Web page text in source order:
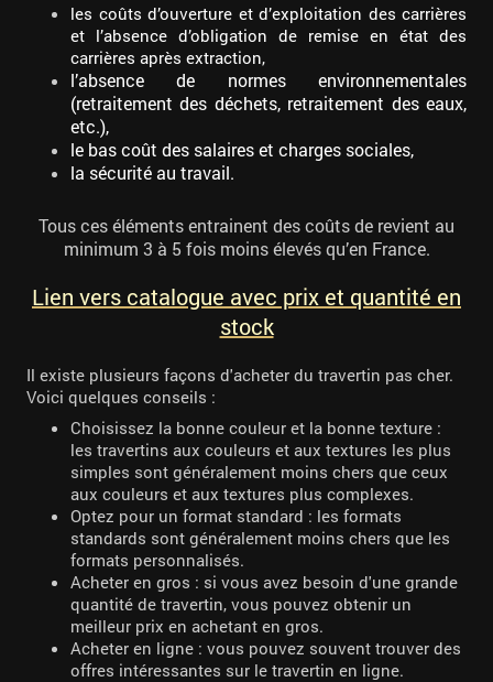
les coûts d’ouverture et d’exploitation des carrières
et l’absence d’obligation de remise en état des
carrières après extraction,
l’absence de normes environnementales
(retraitement des déchets, retraitement des eaux,
etc.),
le bas coût des salaires et charges sociales,
la sécurité au travail.
Tous ces éléments entrainent des coûts de revient au
minimum 3 à 5 fois moins élevés qu’en France.
Lien vers catalogue avec prix et quantité en
stock
Il existe plusieurs façons d'acheter du travertin pas cher.
Voici quelques conseils :
Choisissez la bonne couleur et la bonne texture :
les travertins aux couleurs et aux textures les plus
simples sont généralement moins chers que ceux
aux couleurs et aux textures plus complexes.
Optez pour un format standard : les formats
standards sont généralement moins chers que les
formats personnalisés.
Acheter en gros : si vous avez besoin d'une grande
quantité de travertin, vous pouvez obtenir un
meilleur prix en achetant en gros.
Acheter en ligne : vous pouvez souvent trouver des
offres intéressantes sur le travertin en ligne.